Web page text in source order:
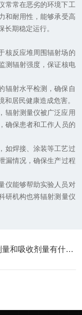
常在恶劣的环境下工
和耐用性，能够承受高
期稳定运行。
反应堆周围辐射场的
测辐射强度，保证核电
射水平检测，确保自
居民健康造成危害。
射测量仪被广泛应用
确保患者和工作人员的
焊接、涂装等工艺过
漏情况，确保生产过程
能够帮助实验人员对
研机构也将辐射测量仪
一会Sv，一会Gy，当量剂量和吸收剂量有什么区别？